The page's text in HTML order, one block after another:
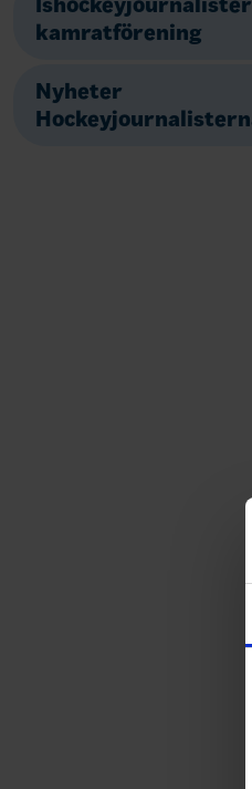
kamratförening
Nyheter